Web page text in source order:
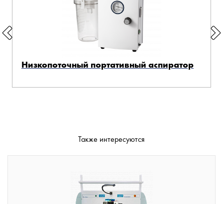
Низкопоточный портативный аспиратор
Также интересуются